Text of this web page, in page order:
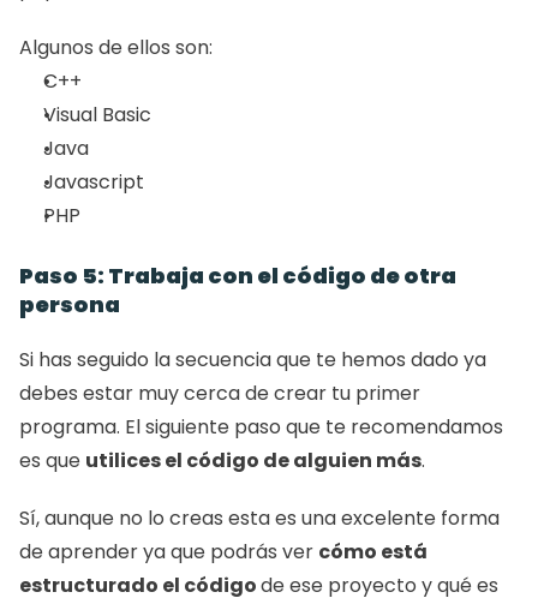
Algunos de ellos son:
C++
Visual Basic
Java
Javascript
PHP
Paso 5: Trabaja con el código de otra
persona
Si has seguido la secuencia que te hemos dado ya
debes estar muy cerca de crear tu primer
programa. El siguiente paso que te recomendamos
es que utilices el código de alguien más.
Sí, aunque no lo creas esta es una excelente forma
de aprender ya que podrás ver cómo está
estructurado el código de ese proyecto y qué es